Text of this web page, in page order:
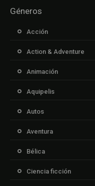
Géneros
Acción
Action & Adventure
Animación
Aquipelis
Autos
Aventura
Bélica
Ciencia ficción